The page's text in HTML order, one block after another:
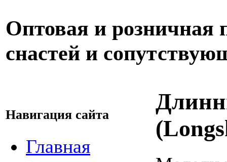
Оптовая и розничная
снастей и
Навигация сайта
Главная